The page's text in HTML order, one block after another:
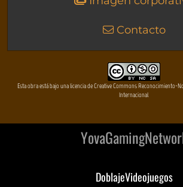
Contacto
Esta obra está bajo una licencia de Creative Commons Reconocimiento-
Internacional
DoblajeVideojuegos